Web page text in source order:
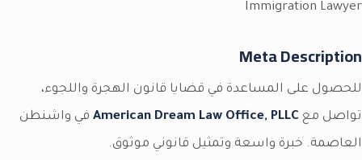
Immigration Lawyer
Meta Description
للحصول على المساعدة في قضايا قانون الهجرة واللجوء،
تواصل مع American Dream Law Office, PLLC في واشنطن
العاصمة. خبرة واسعة وتمثيل قانوني موثوق.